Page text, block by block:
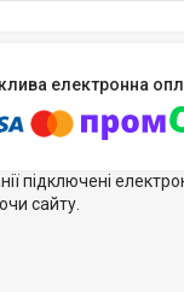
підключені
сайту.